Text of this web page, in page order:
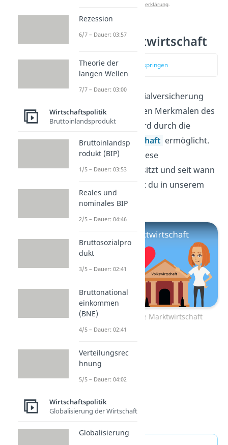
Datenschutzerklärung.
Soziale Marktwirtschaft
zum Video springen
Eine gesetzliche Sozialversicherung
zählt zu den typischen Merkmalen des
Sozialstaates. Sie wird durch die
soziale Marktwirtschaft ermöglicht.
Welche Merkmale diese
Wirtschaftsform besitzt und seit wann
sie existiert, erfährst du in unserem
separaten Video.
Zum Video: Soziale Marktwirtschaft
Rezession
6/7 – Dauer: 03:57
Theorie der
langen Wellen
7/7 – Dauer: 03:00
Wirtschaftspolitik
Bruttoinlandsprodukt
Bruttoinlandsp
rodukt (BIP)
1/5 – Dauer: 03:53
Reales und
nominales BIP
2/5 – Dauer: 04:46
Bruttosozialpro
dukt
3/5 – Dauer: 02:41
Bruttonational
einkommen
(BNE)
4/5 – Dauer: 02:41
Verteilungsrec
hnung
5/5 – Dauer: 04:02
Wirtschaftspolitik
Globalisierung der Wirtschaft
Globalisierung